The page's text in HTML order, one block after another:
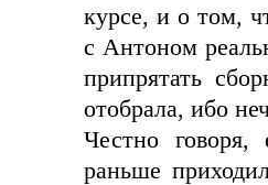
курсе, и о том,
с Антоном
припрятать
отобрала, ибо
Честно
раньше